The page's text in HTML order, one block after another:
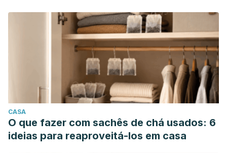
CASA
O que fazer com sachês de chá usados: 6
ideias para reaproveitá-los em casa